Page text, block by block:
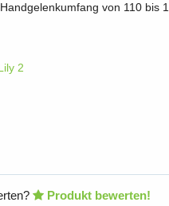
von 110 bis
2
Produkt bewerten!